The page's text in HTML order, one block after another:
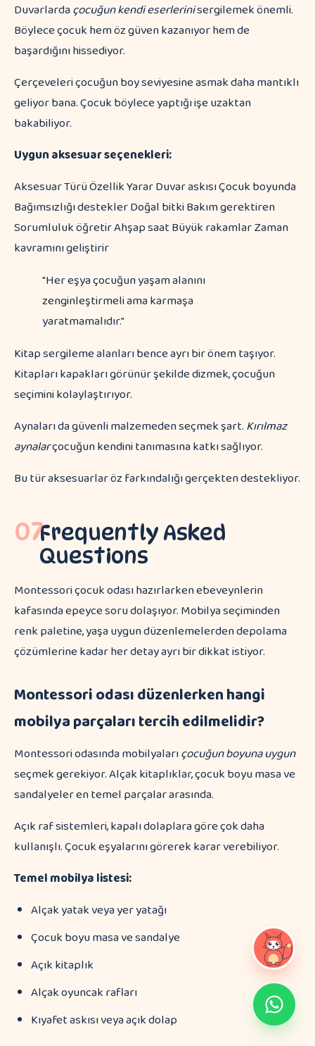
Duvarlardaçocuğun kendi eserlerinisergilemek önemli.
Böylece çocuk hem öz güven kazanıyor hem de
başardığını hissediyor.
Çerçeveleri çocuğun boy seviyesine asmak daha mantıklı
geliyor bana. Çocuk böylece yaptığı işe uzaktan
bakabiliyor.
Uygun aksesuar seçenekleri:
Aksesuar Türü Özellik Yarar Duvar askısı Çocuk boyunda
Bağımsızlığı destekler Doğal bitki Bakım gerektiren
Sorumluluk öğretir Ahşap saat Büyük rakamlar Zaman
kavramını geliştirir
"Her eşya çocuğun yaşam alanını
zenginleştirmeli ama karmaşa
yaratmamalıdır."
Kitap sergileme alanları bence ayrı bir önem taşıyor.
Kitapları kapakları görünür şekilde dizmek, çocuğun
seçimini kolaylaştırıyor.
Aynaları da güvenli malzemeden seçmek şart.Kırılmaz
aynalarçocuğun kendini tanımasına katkı sağlıyor.
Bu tür aksesuarlar öz farkındalığı gerçekten destekliyor.
07Frequently Asked
Questions
Montessori çocuk odası hazırlarken ebeveynlerin
kafasında epeyce soru dolaşıyor. Mobilya seçiminden
renk paletine, yaşa uygun düzenlemelerden depolama
çözümlerine kadar her detay ayrı bir dikkat istiyor.
Montessori odası düzenlerken hangi
mobilya parçaları tercih edilmelidir?
Montessori odasında mobilyalarıçocuğun boyuna uygun
seçmek gerekiyor. Alçak kitaplıklar, çocuk boyu masa ve
sandalyeler en temel parçalar arasında.
Açık raf sistemleri, kapalı dolaplara göre çok daha
kullanışlı. Çocuk eşyalarını görerek karar verebiliyor.
Temel mobilya listesi:
Alçak yatak veya yer yatağı
Çocuk boyu masa ve sandalye
Açık kitaplık
Alçak oyuncak rafları
Kıyafet askısı veya açık dolap